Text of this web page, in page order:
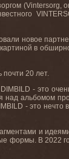
(Vintersorg,
новое
в
20 лет.
- это
альбомом
- это нечто
и
формы. В 2022